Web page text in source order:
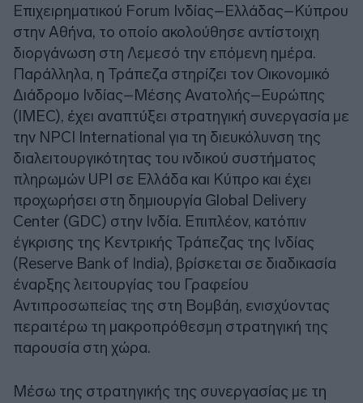
Επιχειρηματικού Forum Ινδίας–Ελλάδας–Κύπρου
στην Αθήνα, το οποίο ακολούθησε αντίστοιχη
διοργάνωση στη Λεμεσό την επόμενη ημέρα.
Παράλληλα, η Τράπεζα στηρίζει τον Οικονομικό
Διάδρομο Ινδίας–Μέσης Ανατολής–Ευρώπης
(IMEC), έχει αναπτύξει στρατηγική συνεργασία με
την NPCI International για τη διευκόλυνση της
διαλειτουργικότητας του ινδικού συστήματος
πληρωμών UPI σε Ελλάδα και Κύπρο και έχει
προχωρήσει στη δημιουργία Global Delivery
Center (GDC) στην Ινδία. Επιπλέον, κατόπιν
έγκρισης της Κεντρικής Τράπεζας της Ινδίας
(Reserve Bank of India), βρίσκεται σε διαδικασία
έναρξης λειτουργίας του Γραφείου
Αντιπροσωπείας της στη Βομβάη, ενισχύοντας
περαιτέρω τη μακροπρόθεσμη στρατηγική της
παρουσία στη χώρα.
Μέσω της στρατηγικής της συνεργασίας με τη